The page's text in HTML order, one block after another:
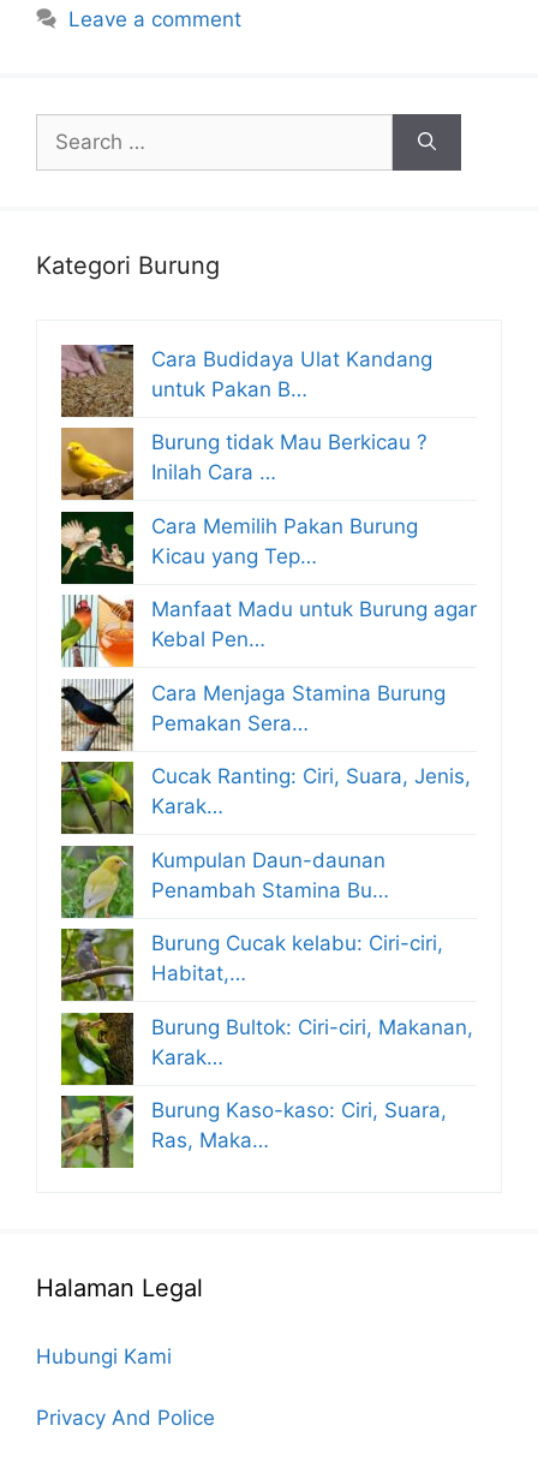
Leave a comment
for:
Kategori Burung
Cara Budidaya Ulat Kandang
untuk Pakan B…
Burung tidak Mau Berkicau ?
Inilah Cara …
Cara Memilih Pakan Burung
Kicau yang Tep…
Manfaat Madu untuk Burung agar
Kebal Pen…
Cara Menjaga Stamina Burung
Pemakan Sera…
Cucak Ranting: Ciri, Suara, Jenis,
Karak…
Kumpulan Daun-daunan
Penambah Stamina Bu…
Burung Cucak kelabu: Ciri-ciri,
Habitat,…
Burung Bultok: Ciri-ciri, Makanan,
Karak…
Burung Kaso-kaso: Ciri, Suara,
Ras, Maka…
Halaman Legal
Hubungi Kami
Privacy And Police